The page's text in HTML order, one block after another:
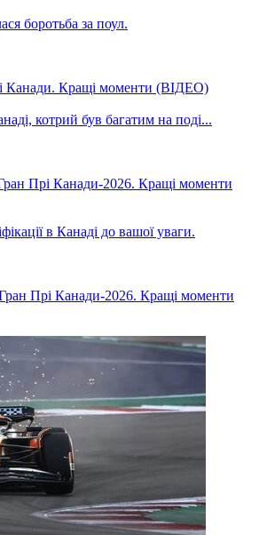
Канади. Кращі моменти (ВІДЕО)
Прі Канади-2026. Кращі моменти
Прі Канади-2026. Кращі моменти